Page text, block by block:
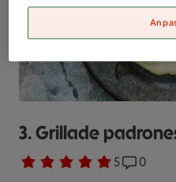
3. Grillade
Betyg 5 av 5. 5
5 personer har röstatReceptet
0